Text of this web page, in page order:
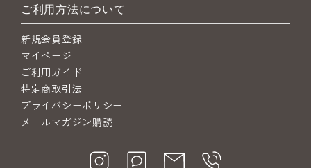
ご利用方法について
新規会員登録
マイページ
ご利用ガイド
特定商取引法
プライバシーポリシー
メールマガジン購読